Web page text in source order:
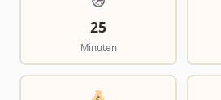
25
Minuten